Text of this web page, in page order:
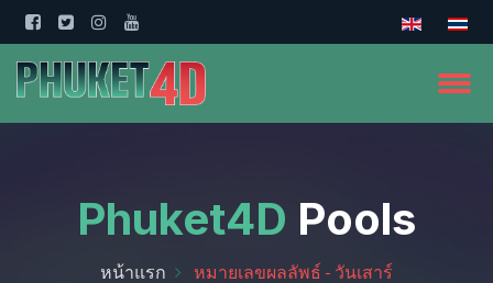
Phuket4D Pools
หน้าแรก หมายเลขผลลัพธ์ - วันเสาร์